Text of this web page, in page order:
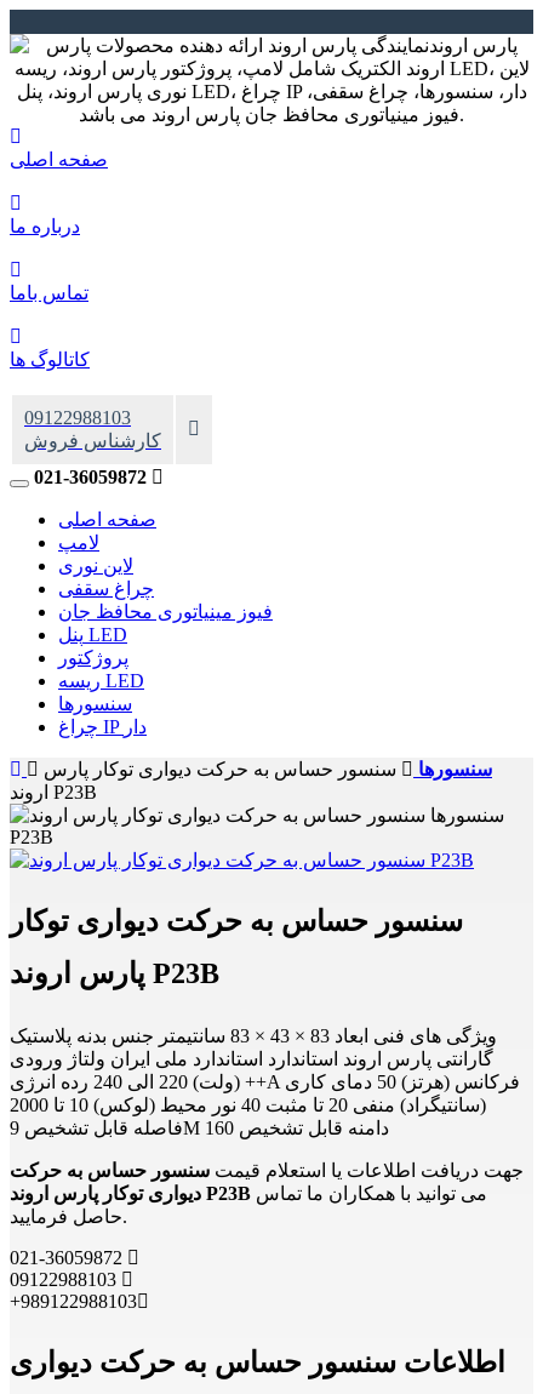
صفحه اصلی
درباره ما
تماس باما
کاتالوگ ها
09122988103
کارشناس فروش
021-36059872
صفحه اصلی
لامپ
لاین نوری
چراغ سقفی
فیوز مینیاتوری محافظ جان
پنل LED
پروژکتور
ریسه LED
سنسورها
چراغ IP دار
سنسورها
سنسور حساس به حرکت دیواری توکار پارس
اروند P23B
سنسور حساس به حرکت دیواری توکار
پارس اروند P23B
ویژگی های فنی ابعاد 83 × 43 × 83 سانتیمتر جنس بدنه پلاستیک
گارانتی پارس اروند استاندارد استاندارد ملی ایران ولتاژ ورودی
(ولت) 220 الی 240 رده انرژی ++A فرکانس (هرتز) 50 دمای کاری
(سانتیگراد) منفی 20 تا مثبت 40 نور محیط (لوکس) 10 تا 2000
فاصله قابل تشخیص 9M دامنه قابل تشخیص 160
جهت دریافت اطلاعات یا استعلام قیمت سنسور حساس به حرکت
دیواری توکار پارس اروند P23B
حاصل فرمایید.
021-36059872
09122988103
+989122988103
اطلاعات سنسور حساس به حرکت دیواری